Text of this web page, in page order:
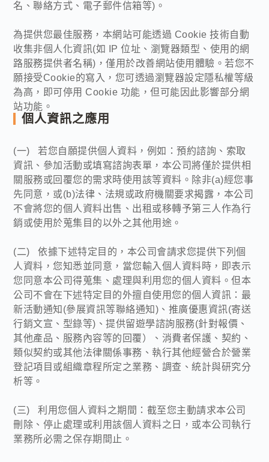
名、聯絡方式、電子郵件信箱等)。
為提供您最佳服務，本網站可能透過 Cookie 技術自動
收集非個人化資訊(如 IP 位址、瀏覽器類型、使用的網
路服務提供者名稱)，僅用於改善網站使用體驗。若您不
願接受Cookie的寫入，您可透過瀏覽器設定隱私權等級
為高，即可停用 Cookie 功能，但可能因此影響部分網
站功能。
個人資訊之應用
(一) 若您自願提供個人資料，例如：預約諮詢、索取
資訊、參加活動或填寫諮詢表單，本公司將僅於提供相
關服務或回覆您的需求時使用該等資料。除非(a)經您事
先同意，或(b)法律、法規或政府機關要求揭露，本公司
不會將您的個人資料出售、出租或移轉予第三人作為行
銷或使用於蒐集目的以外之其他用途。
(二) 依據下述特定目的，本公司會請求您提供下列個
人資料，您知悉並同意，當您輸入個人資料時，即表示
您同意本公司得蒐集、處理與利用您的個人資料。但本
公司不會在下述特定目的外擅自使用您的個人資訊：最
新活動通知(參展資訊等聯絡通知)、推廣優惠資訊(寄送
行銷文宣、型錄等)、提供留遊學諮詢服務(針對報價、
其他產品、服務內容等的回覆）、消費者保護、契約、
類似契約或其他法律關係事務、執行其他經營合於營業
登記項目或組織章程所定之業務、調查、統計與研究分
析等。
(三) 利用您個人資料之期間：截至您主動請求本公司
刪除、停止處理或利用該個人資料之日，或本公司執行
業務所必需之保存期間止。